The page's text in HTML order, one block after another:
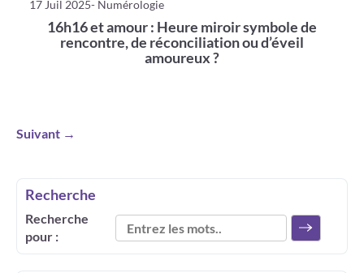
17 Juil 2025- Numérologie
16h16 et amour : Heure miroir symbole de
rencontre, de réconciliation ou d’éveil
amoureux ?
Suivant →
Recherche
Recherche
pour :